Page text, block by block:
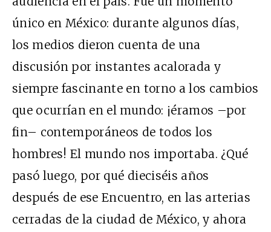
único en México: durante algunos días,
los medios dieron cuenta de una
discusión por instantes acalorada y
siempre fascinante en torno a los cambios
que ocurrían en el mundo: ¡éramos –por
fin– contemporáneos de todos los
hombres! El mundo nos importaba. ¿Qué
pasó luego, por qué dieciséis años
después de ese Encuentro, en las arterias
cerradas de la ciudad de México, y ahora